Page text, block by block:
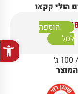
פתח
הולי קקאו
הוספה
לסל
/ 100 ג׳